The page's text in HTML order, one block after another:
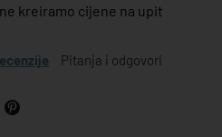
kreiramo cijene na upit
Pitanja i odgovori